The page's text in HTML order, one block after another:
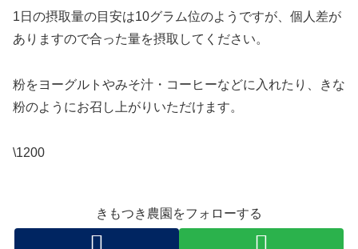
1日の摂取量の目安は10グラム位のようですが、個人差が
ありますので合った量を摂取してください。
粉をヨーグルトやみそ汁・コーヒーなどに入れたり、きな
粉のようにお召し上がりいただけます。
\1200
きもつき農園をフォローする